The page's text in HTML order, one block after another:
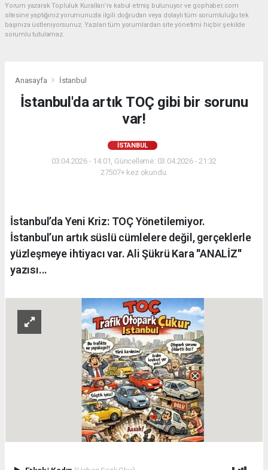
Yorum yazarak Topluluk Kuralları’nı kabul etmiş bulunuyor ve gophaber.com
sitesine yaptığınız yorumunuzla ilgili doğrudan veya dolaylı tüm sorumluluğu tek
başınıza üstleniyorsunuz. Yazılan tüm yorumlardan site yönetimi hiçbir şekilde
sorumlu tutulamaz.
Anasayfa İstanbul
İstanbul'da artık TOÇ gibi bir sorunu
var!
İSTANBUL
03.04.2026 - 14:01, Güncelleme: 03.04.2026 - 21:32
27507+ kez okundu.
İstanbul’da Yeni Kriz: TOÇ Yönetilemiyor.
İstanbul’un artık süslü cümlelere değil, gerçeklerle
yüzleşmeye ihtiyacı var. Ali Şükrü Kara ''ANALİZ''
yazısı...